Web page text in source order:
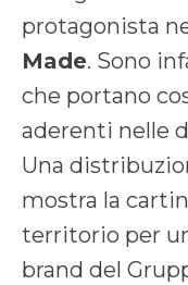
protagonista
Made. Sono
che portano
aderenti nelle
Una
mostra la
territorio per
brand del